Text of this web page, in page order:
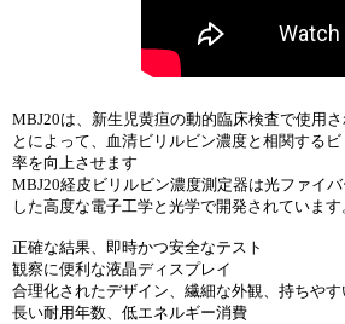
MBJ20は、新生児黄疸の動的臨床検査で使用
とによって、血清ビリルビン濃度と相関する
率を向上させます
MBJ20経皮ビリルビン濃度測定器は光ファイ
した高度な電子工学と光学で開発されています
正確な結果、即時かつ安全なテスト
観察に便利な液晶ディスプレイ
合理化されたデザイン、繊細な外観、持ちやす
長い耐用年数、低エネルギー消費